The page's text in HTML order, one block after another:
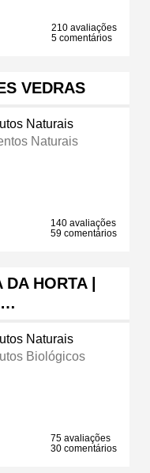
210 avaliações
5 comentários
VEDRAS
Naturais
Naturais
140 avaliações
59 comentários
HORTA |
…
Naturais
Biológicos
75 avaliações
30 comentários